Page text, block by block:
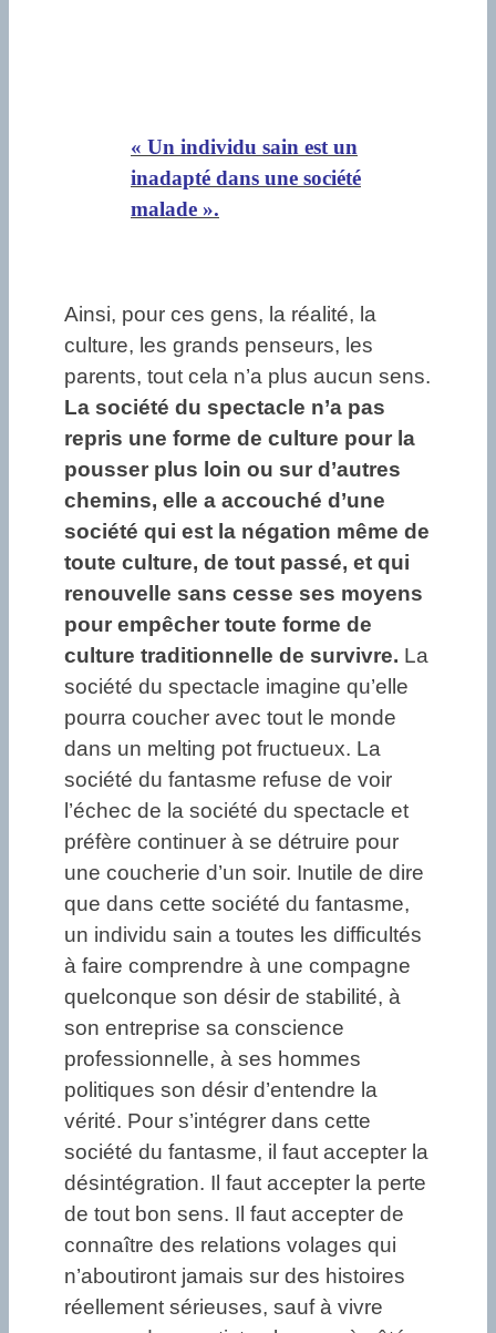
« Un individu sain est un
inadapté dans une société
malade ».
Ainsi, pour ces gens, la réalité, la
culture, les grands penseurs, les
parents, tout cela n’a plus aucun sens.
La société du spectacle n’a pas
repris une forme de culture pour la
pousser plus loin ou sur d’autres
chemins, elle a accouché d’une
société qui est la négation même de
toute culture, de tout passé, et qui
renouvelle sans cesse ses moyens
pour empêcher toute forme de
culture traditionnelle de survivre. La
société du spectacle imagine qu’elle
pourra coucher avec tout le monde
dans un melting pot fructueux. La
société du fantasme refuse de voir
l’échec de la société du spectacle et
préfère continuer à se détruire pour
une coucherie d’un soir. Inutile de dire
que dans cette société du fantasme,
un individu sain a toutes les difficultés
à faire comprendre à une compagne
quelconque son désir de stabilité, à
son entreprise sa conscience
professionnelle, à ses hommes
politiques son désir d’entendre la
vérité. Pour s’intégrer dans cette
société du fantasme, il faut accepter la
désintégration. Il faut accepter la perte
de tout bon sens. Il faut accepter de
connaître des relations volages qui
n’aboutiront jamais sur des histoires
réellement sérieuses, sauf à vivre